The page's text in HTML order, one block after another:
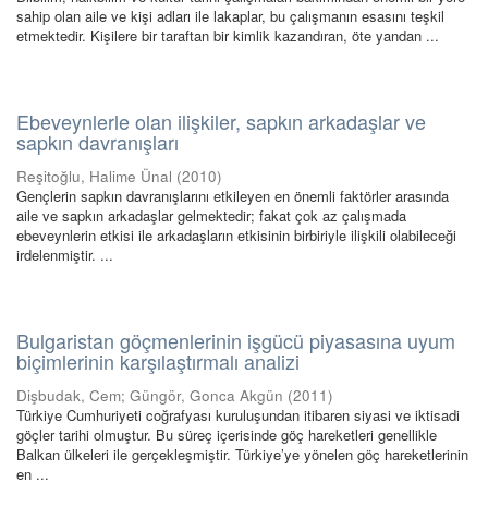
sahip olan aile ve kişi adları ile lakaplar, bu çalışmanın esasını teşkil
etmektedir. Kişilere bir taraftan bir kimlik kazandıran, öte yandan ...
Ebeveynlerle olan ilişkiler, sapkın arkadaşlar ve
sapkın davranışları
Reşitoğlu, Halime Ünal (2010)
Gençlerin sapkın davranışlarını etkileyen en önemli faktörler arasında
aile ve sapkın arkadaşlar gelmektedir; fakat çok az çalışmada
ebeveynlerin etkisi ile arkadaşların etkisinin birbiriyle ilişkili olabileceği
irdelenmiştir. ...
Bulgaristan göçmenlerinin işgücü piyasasına uyum
biçimlerinin karşılaştırmalı analizi
Dişbudak, Cem; Güngör, Gonca Akgün (2011)
Türkiye Cumhuriyeti coğrafyası kuruluşundan itibaren siyasi ve iktisadi
göçler tarihi olmuştur. Bu süreç içerisinde göç hareketleri genellikle
Balkan ülkeleri ile gerçekleşmiştir. Türkiye’ye yönelen göç hareketlerinin
en ...